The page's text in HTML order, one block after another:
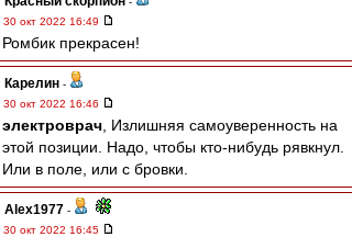
30 окт 2022 16:49
Ромбик прекрасен!
Карелин -
30 окт 2022 16:46
электроврач , Излишняя самоуверенность на
этой позиции. Надо, чтобы кто-нибудь рявкнул.
Или в поле, или с бровки.
Alex1977 -
30 окт 2022 16:45